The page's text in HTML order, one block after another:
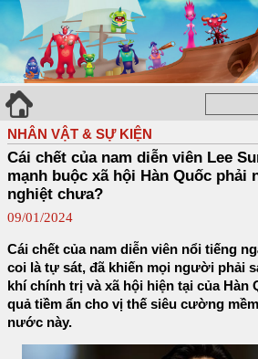
NHÂN VẬT & SỰ KIỆN
Cái chết của nam diễn viên Lee
mạnh buộc xã hội Hàn Quốc phải
nghiệt chưa?
09/01/2024
Cái chết của nam diễn viên nổi tiếng
coi là tự sát, đã khiến mọi người phải
khí chính trị và xã hội hiện tại của Hàn
quả tiềm ẩn cho vị thế siêu cường
nước này.